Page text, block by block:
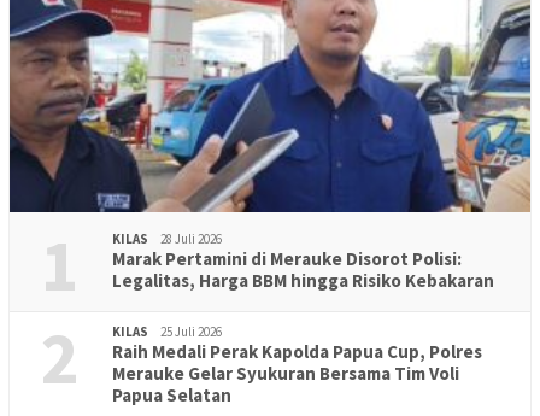
1 KILAS 28 Juli 2026
Marak Pertamini di Merauke Disorot Polisi:
Legalitas, Harga BBM hingga Risiko Kebakaran
2 KILAS 25 Juli 2026
Raih Medali Perak Kapolda Papua Cup, Polres
Merauke Gelar Syukuran Bersama Tim Voli
Papua Selatan